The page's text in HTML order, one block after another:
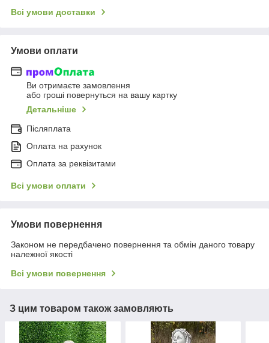
Всі умови доставки
Умови оплати
Ви отримаєте замовлення
або гроші повернуться на вашу картку
Детальніше
Післяплата
Оплата на рахунок
Оплата за реквізитами
Всі умови оплати
Умови повернення
Законом не передбачено повернення та обмін даного товару
належної якості
Всі умови повернення
З цим товаром також замовляють